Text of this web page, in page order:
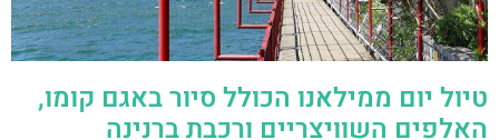
טיול יום ממילאנו הכולל סיור באגם קומו,
האלפים השוויצריים ורכבת ברנינה